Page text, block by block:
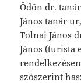
Ödön dr.
János tanár
Tolnai János
János (turista
szószerint